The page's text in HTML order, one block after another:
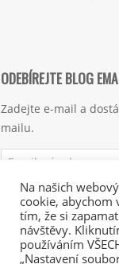
ODEBÍREJTE BLOG
Zadejte e-mail a
mailu.
Emailová
Přihlásit se k
Na našich
cookie, abychom
tím, že si
návštěvy.
používáním
„Nastavení